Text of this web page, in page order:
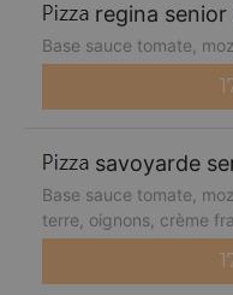
regina senior
Base sauce tomate,
savoyarde
Base sauce tomate,
terre, oignons, crème